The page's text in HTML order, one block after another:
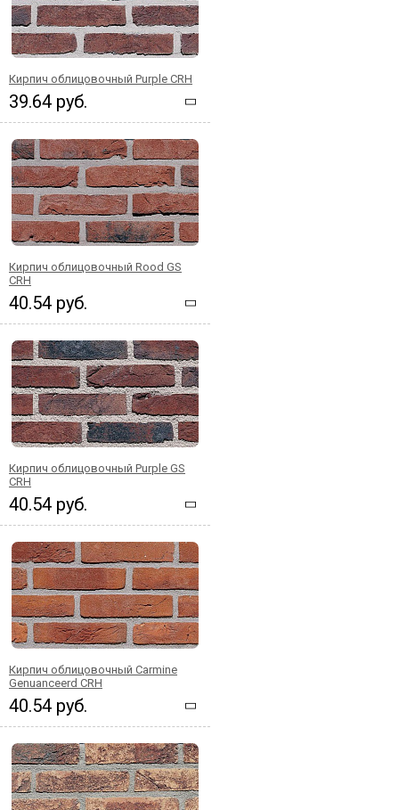
Кирпич облицовочный Purple CRH
39.64 руб.
Кирпич облицовочный Rood GS
CRH
40.54 руб.
Кирпич облицовочный Purple GS
CRH
40.54 руб.
Кирпич облицовочный Carmine
Genuanceerd CRH
40.54 руб.